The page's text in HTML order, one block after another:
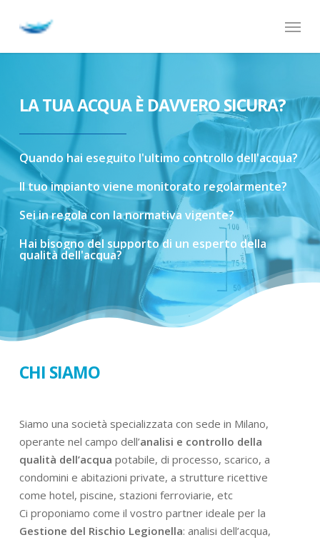
Menu
LA TUA ACQUA È DAVVERO SICURA?
Quando hai eseguito l'ultimo controllo dell'acqua?
Il tuoimpianto viene monitorato regolarmente?
Seiinregola con lanormativa vigente?
Hai bisognodel supportodi un esperto della
qualitàdell'acqua?
CHI SIAMO
Siamo una società specializzata con sede in Milano,
operante nel campo dell’analisi e controllo della
qualità dell’acqua potabile, di processo, scarico, a
condomini e abitazioni private, a strutture ricettive
come hotel, piscine, stazioni ferroviarie, etc
Ci proponiamo come il vostro partner ideale per la
Gestione del Rischio Legionella: analisi dell’acqua,